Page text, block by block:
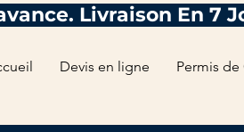
Devis en ligne Permis